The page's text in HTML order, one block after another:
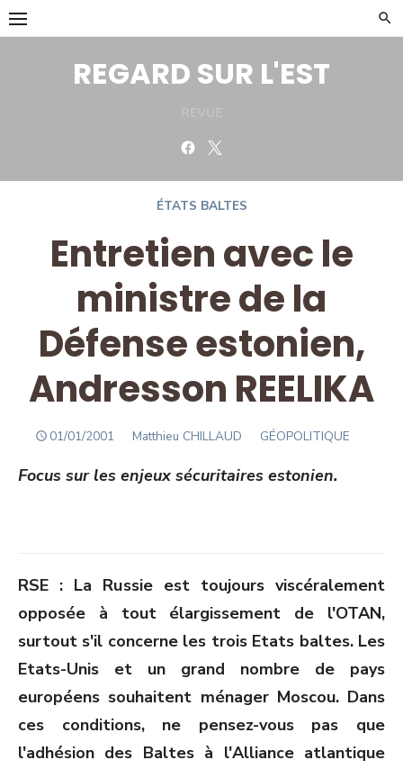
Skip
to
REGARD SUR L'EST
Facebook
ÉTATS BALTES
Entretien avec le
ministre de la
Défense estonien,
Andresson REELIKA
POSTED
01/01/2001 Author
Matthieu CHILLAUD GÉOPOLITIQUE
Focus sur les enjeux sécuritaires estonien.
RSE : La Russie est toujours viscéralement
opposée à tout élargissement de l'OTAN,
surtout s'il concerne les trois Etats baltes. Les
Etats-Unis et un grand nombre de pays
européens souhaitent ménager Moscou. Dans
ces conditions, ne pensez-vous pas que
l'adhésion des Baltes à l'Alliance atlantique